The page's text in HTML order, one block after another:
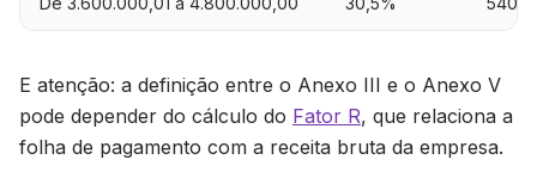
E atenção: a definição entre o Anexo III e o Anexo V
pode depender do cálculo do Fator R, que relaciona a
folha de pagamento com a receita bruta da empresa.